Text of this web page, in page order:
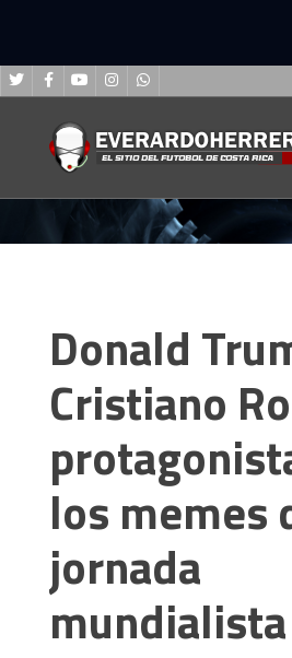
Donald
Cristiano
los memes
jornada
mundialista